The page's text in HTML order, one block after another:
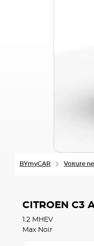
BYmyCAR Voiture
CITROEN C3
1.2 MHEV
Max Noir